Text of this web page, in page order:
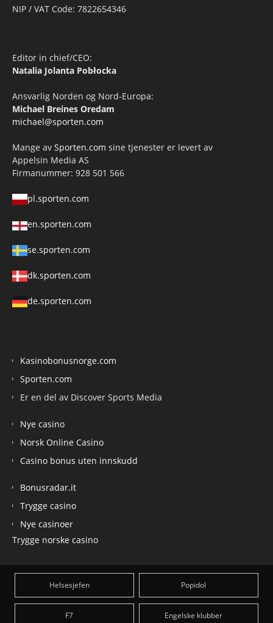
NIP / VAT Code: 7822654346
Editor in chief/CEO:
Natalia Jolanta Pobłocka
Ansvarlig Norden og Nord-Europa:
Michael Breines Oredam
michael@sporten.com
Mange av Sporten.com sine tjenester er levert av
Appelsin Media AS
Firmanummer: 928 501 566
pl.sporten.com
en.sporten.com
se.sporten.com
dk.sporten.com
de.sporten.com
Kasinobonusnorge.com
Sporten.com
Er en del av Discover Sports Media
Nye casino
Norsk Online Casino
Casino bonus uten innskudd
Bonusradar.it
Trygge casino
Nye casinoer
Trygge norske casino
Helsesjefen Popidol
F7 Engelske klubber